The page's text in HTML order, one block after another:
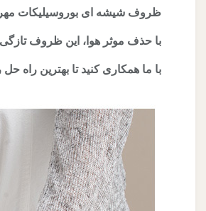
ظروف شیشه ای بوروسیلیکات مهر و
با حذف موثر هوا، این ظروف تازگی مواد غذایی فاسد شدنی را
با ما همکاری کنید تا بهترین راه